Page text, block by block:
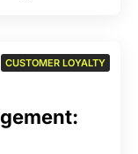
CUSTOMER LOYALTY